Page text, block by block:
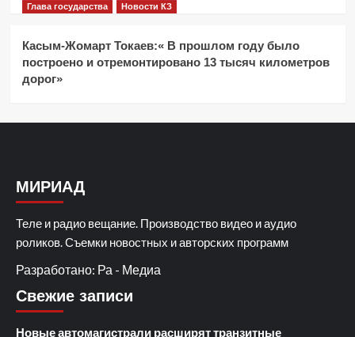
Глава государства Новости КЗ
Касым-Жомарт Токаев:« В прошлом году было
построено и отремонтировано 13 тысяч километров
дорог»
МИРИАД
Теле и радио вещание. Производство видео и аудио
роликов. Съемки новостных и авторских программ
Разработано: Ра - Медиа
Свежие записи
Новые автомагистрали расширят транзитные